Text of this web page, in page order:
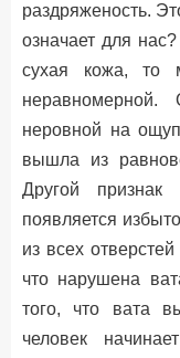
раздряженость.
означает для
сухая кожа, то
неравномерной.
неровной на
вышла из
Другой
появляется
из всех
что нарушена
того, что вата
человек